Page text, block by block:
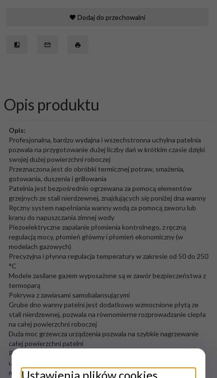
Dodaj do przechowalni
Opis produktu
Opis:
Profesjonalna, bardzo wydajna i wszechstronna uchylna patelnia
pozwala na przygotowanie dużej liczby dań w krótkim czasie dzięki
swojej dużej powierzchni roboczej
Przeznaczona jest do obróbki termicznej potraw, smażenia,
gotowania, duszenia i grillowania
Patelnia jest bezpośrednio ogrzewana za pomocą elementów
grzejnych ze stali nierdzewnej, znajdujących się poniżej dna wanny
Ręczny system napełniania wanny wodą za pomocą zaworu lub
kranu do napuszczania zimnej wody
Piezoelektryczne zapalanie płomienia kontrolnego, z ręczną
regulacją mocy, płomień główny i płomień ekonomiczny (w
modelach gazowych)
Precyzyjna i płynna regulacja temperatury w zakresie od 50 do 250
°C
Modele zasilane gazem wyposażone są w zawór bezpieczeństwa z
termoparą
Pokrywa z zawiasami samobalansującymi
Grube dno wanny patelni jest dodatkowo wzmocnione płytą ze
stali nierdzewnej, pozwala na równomierne rozprowadzanie ciepła
na całej powierzchni roboczej
Duża moc grzewcza urządzenia pozwala na szybkie nagrzewanie
całej powierzchni patelni
Ręczny mechanizm przechyłu za pomocą koła pokrętnego z
uchwytem, ułatwia czyszczenie wanny i trudniej dostępnych
miejscUstawienia plików cookies